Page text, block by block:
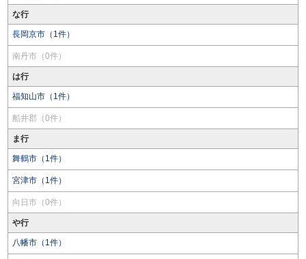
な行
長岡京市（1件）
南丹市（0件）
は行
福知山市（1件）
船井郡（0件）
ま行
舞鶴市（1件）
宮津市（1件）
向日市（0件）
や行
八幡市（1件）